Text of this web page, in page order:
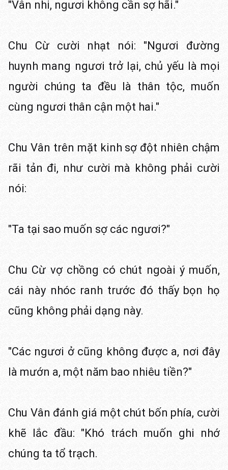
"Vân nhi, ngươi không cần sợ hãi."
Chu Cừ cười nhạt nói: "Ngươi đường
huynh mang ngươi trở lại, chủ yếu là mọi
người chúng ta đều là thân tộc, muốn
cùng ngươi thân cận một hai."
Chu Vân trên mặt kinh sợ đột nhiên chậm
rãi tản đi, như cười mà không phải cười
nói:
"Ta tại sao muốn sợ các ngươi?"
Chu Cừ vợ chồng có chút ngoài ý muốn,
cái này nhóc ranh trước đó thấy bọn họ
cũng không phải dạng này.
"Các ngươi ở cũng không được a, nơi đây
là mướn a, một năm bao nhiêu tiền?"
Chu Vân đánh giá một chút bốn phía, cười
khẽ lắc đầu: "Khó trách muốn ghi nhớ
chúng ta tổ trạch.